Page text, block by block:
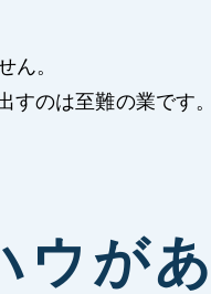
ん。
のは至難の業です。
ウが